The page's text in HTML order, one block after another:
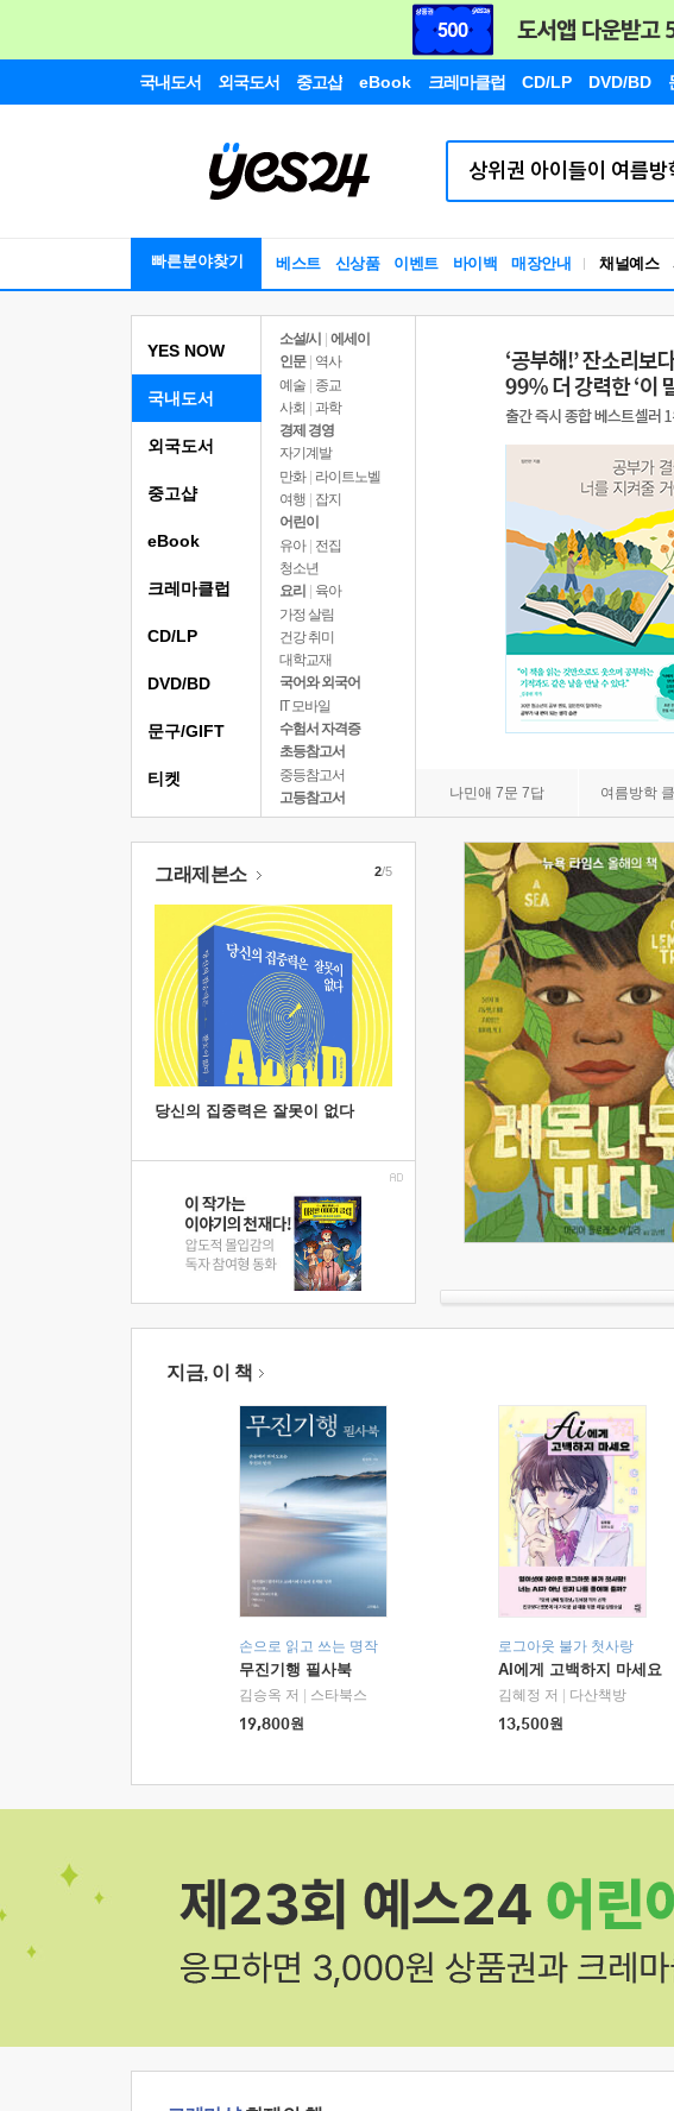
국내도서 외국도서 중고샵 eBook 크레마클럽 CD/LP DVD/BD
빠른분야찾기 베스트 신상품 이벤트 바이백 매장안내 채널예스
YES NOW
국내도서
소설/시
에세이
인문
역사
예술 | 종교
사회 | 과학
경제 경영
자기계발
만화 | 라이트노벨
여행
잡지
어린이
유아 | 전집
청소년
요리
육아
가정 살림
건강 취미
대학교재
국어와 외국어
IT 모바일
수험서 자격증
초등참고서
중등참고서
고등참고서
나민애 7문 7답 여름방학
외국도서
중고샵
eBook
크레마클럽
CD/LP
DVD/BD
문구/GIFT
티켓
그래제본소
당신의 집중력은 잘못이 없다
2/5
지금, 이 책
손으로 읽고 쓰는 명작
무진기행 필사북
김승옥 저
스타북스
19,800원
로그아웃 불가 첫사랑
AI에게 고백하지 마세요
김혜정 저
다산책방
13,500원